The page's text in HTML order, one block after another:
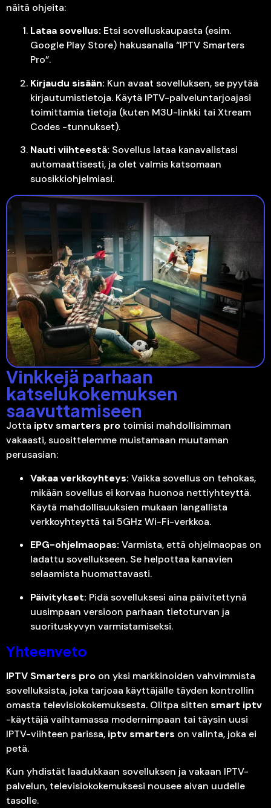
näitä ohjeita:
Lataa sovellus: Etsi sovelluskaupasta (esim.
Google Play Store) hakusanalla “IPTV Smarters
Pro”.
Kirjaudu sisään: Kun avaat sovelluksen, se pyytää
kirjautumistietoja. Käytä IPTV-palveluntarjoajasi
toimittamia tietoja (kuten M3U-linkki tai Xtream
Codes -tunnukset).
Nauti viihteestä: Sovellus lataa kanavalistasi
automaattisesti, ja olet valmis katsomaan
suosikkiohjelmiasi.
Vinkkejä parhaan
katselukokemuksen
saavuttamiseen
Jotta iptv smarters pro toimisi mahdollisimman
vakaasti, suosittelemme muistamaan muutaman
perusasian:
Vakaa verkkoyhteys: Vaikka sovellus on tehokas,
mikään sovellus ei korvaa huonoa nettiyhteyttä.
Käytä mahdollisuuksien mukaan langallista
verkkoyhteyttä tai 5GHz Wi-Fi-verkkoa.
EPG-ohjelmaopas: Varmista, että ohjelmaopas on
ladattu sovellukseen. Se helpottaa kanavien
selaamista huomattavasti.
Päivitykset: Pidä sovelluksesi aina päivitettynä
uusimpaan versioon parhaan tietoturvan ja
suorituskyvyn varmistamiseksi.
Yhteenveto
IPTV Smarters pro on yksi markkinoiden vahvimmista
sovelluksista, joka tarjoaa käyttäjälle täyden kontrollin
omasta televisiokokemuksesta. Olitpa sitten smart iptv
-käyttäjä vaihtamassa modernimpaan tai täysin uusi
IPTV-viihteen parissa, iptv smarters on valinta, joka ei
petä.
Kun yhdistät laadukkaan sovelluksen ja vakaan IPTV-
palvelun, televisiokokemuksesi nousee aivan uudelle
tasolle.